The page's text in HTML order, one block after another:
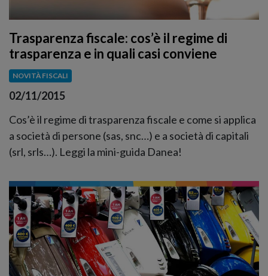
Trasparenza fiscale: cos’è il regime di
trasparenza e in quali casi conviene
NOVITÀ FISCALI
02/11/2015
Cos’è il regime di trasparenza fiscale e come si applica
a società di persone (sas, snc…) e a società di capitali
(srl, srls…). Leggi la mini-guida Danea!